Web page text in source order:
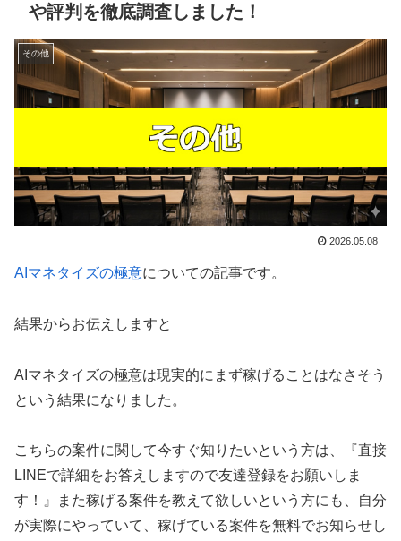
や評判を徹底調査しました！
その他
2026.05.08
AIマネタイズの極意についての記事です。
結果からお伝えしますと
AIマネタイズの極意は現実的にまず稼げることはなさそう
という結果になりました。
こちらの案件に関して今すぐ知りたいという方は、
『直接
LINEで詳細をお答えしますので友達登録をお願いしま
す！』
また稼げる案件を教えて欲しいという方にも、自分
が実際にやっていて、稼げている案件を無料でお知らせし